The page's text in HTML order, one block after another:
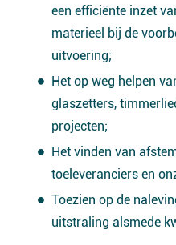
een efficiënte inzet
materieel bij de
uitvoering;
Het op weg helpen
glaszetters,
projecten;
Het vinden van
toeleveranciers en
Toezien op de
uitstraling alsmede